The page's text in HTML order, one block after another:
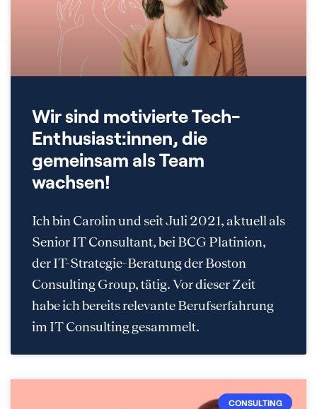
Wir sind motivierte Tech-
Enthusiast:innen, die
gemeinsam als Team
wachsen!
Ich bin Carolin und seit Juli 2021, aktuell als
Senior IT Consultant, bei BCG Platinion,
der IT-Strategie-Beratung der Boston
Consulting Group, tätig. Vor dieser Zeit
habe ich bereits relevante Berufserfahrung
im IT Consulting gesammelt.
CONSULTING